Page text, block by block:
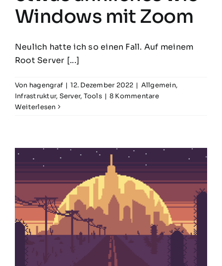
Windows mit Zoom
Neulich hatte ich so einen Fall. Auf meinem
Root Server [...]
Von hagengraf | 12. Dezember 2022 | Allgemein,
Infrastruktur, Server, Tools | 8 Kommentare
Weiterlesen